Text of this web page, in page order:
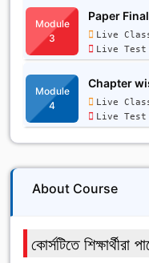
Module
3
Paper Final
Live
Live Test
Module
4
Chapter
Live
Live Test
About Course
কোর্সটিতে শিক্ষার্থীরা